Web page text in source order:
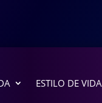
ESTILO DE VIDA